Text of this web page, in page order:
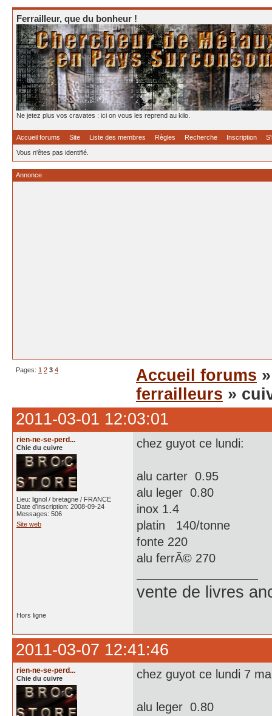
Ferrailleur, que du bonheur !
Ne jetez plus vos cravates : ici on vous les reprend au kilo.
Accueil forums Site Liste des membres Règles Recherche Inscription
Vous n'êtes pas identifié.
Annonce
Pages: 1 2 3 4 Accueil forums
ferrailleurs »
2011-03-01 12:03:01
rien-ne-se-perd...
Chie du cuivre
Lieu: lignol / bretagne / FRANCE
Date d'inscription: 2008-09-24
Messages: 506
Site web
chez guyot ce lundi:
alu carter 0.95
alu leger 0.80
inox 1.4
platin 140/tonne
fonte 220
alu ferrÃ© 270
vente de livres
Hors ligne
2011-03-07 12:41:46
rien-ne-se-perd...
Chie du cuivre chez guyot ce lundi 7
alu leger 0.80